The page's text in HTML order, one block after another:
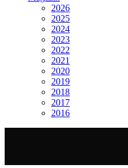
2026
2025
2024
2023
2022
2021
2020
2019
2018
2017
2016